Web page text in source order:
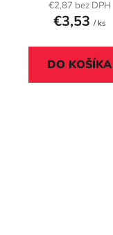
€2,87 bez DPH
€3,53 / ks
DO KOŠÍKA